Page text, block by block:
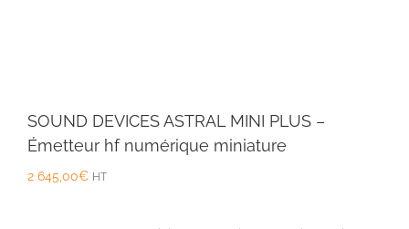
SOUND DEVICES ASTRAL MINI PLUS –
Émetteur hf numérique miniature
2 645,00€ HT